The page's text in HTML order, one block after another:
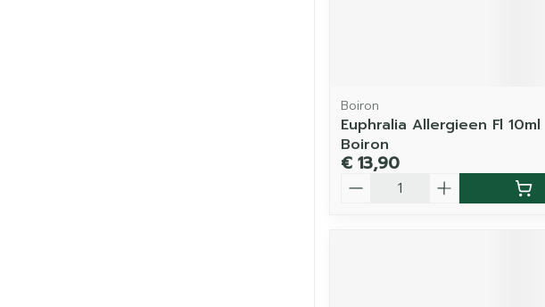
Boiron
Euphralia Allergieen Fl 10ml
Boiron
€ 13,90